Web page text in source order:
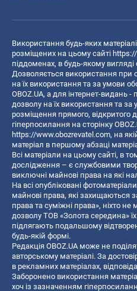
Використання будь-яких
розміщених на цьому сайті
піддоменах, в будь-якому вигляді
Дозволяється використання при
на їх використання та за умови
OBOZ.UA, а для інтернет-видань
дозволу на їх використання та за
розміщення прямого, відкритого
гіперпосилання на сторінку
https://www.obozrevatel.com, на
матеріал в першому абзаці
Всі матеріали на цьому сайті, в
дослідження – є службовими
виключні майнові права на які
На всі опубліковані
майнові права, які захищаються
права та суміжні права», ніхто
дозволу ТОВ «Золота середина»
підлягають подальшому
будь-якій формі.
Редакція OBOZ.UA може не
авторському матеріалі. За
в рекламних матеріалах,
Заборонено використання
хоч із зазначенням